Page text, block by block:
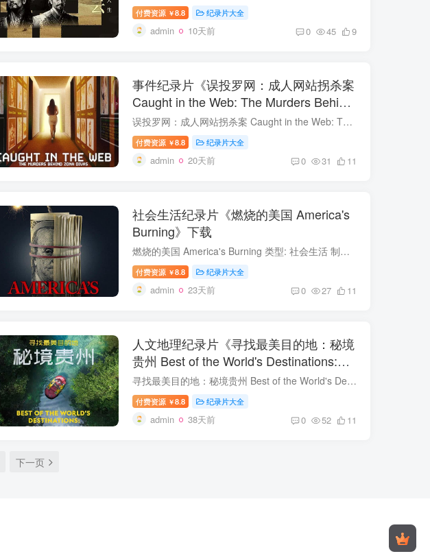
付费资源 ￥8.8 纪录片大全
admin 10天前 0 45 9
事件纪录片《误投罗网：成人网站拐杀案
Caught in the Web: The Murders Behind
Zona Divas》下载
误投罗网：成人网站拐杀案 Caught in the Web: The Murders Behind Zona Divas 类型: 事件 出品方: Netflix 制片国家/地区: 美国 语言: 英语 首播: 2024 集数: 4 误投罗网：成人网站拐杀案 简介...
付费资源 ￥8.8 纪录片大全
admin 20天前 0 31 11
社会生活纪录片《燃烧的美国 America's
Burning》下载
燃烧的美国 America's Burning 类型: 社会生活 制片国家/地区: 美国 语言: 英语 首播: 2024 集数: 1 燃烧的美国 简介 这部纪录片深入探讨了当今美国社会仇恨与分裂背后的经济根源。影片由...
付费资源 ￥8.8 纪录片大全
admin 23天前 0 27 11
人文地理纪录片《寻找最美目的地：秘境
贵州 Best of the World's Destinations:
Guizhou》下载
寻找最美目的地：秘境贵州 Best of the World's Destinations: Guizhou 类型: 人文地理 出品方: 国家地理 制片国家/地区: 美国 语言: 英语 首播: 2024 集数: 1 寻找最美目的地：秘境贵州 ...
付费资源 ￥8.8 纪录片大全
admin 38天前 0 52 11
下一页